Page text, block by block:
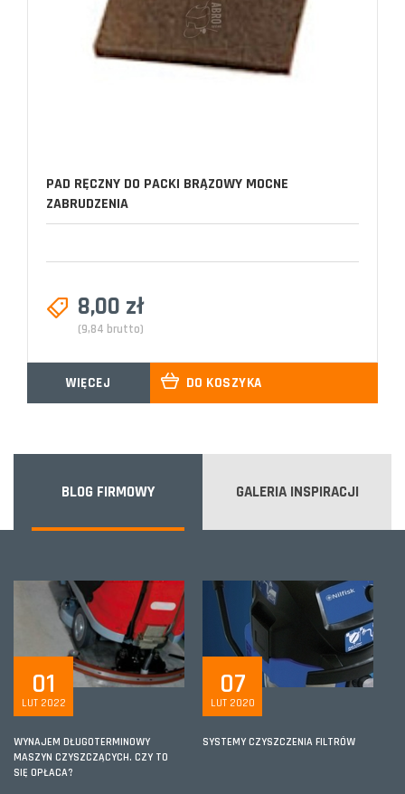
PAD RĘCZNY DO PACKI BRĄZOWY MOCNE
ZABRUDZENIA
8,00 zł
(9,84 brutto)
WIĘCEJ DO KOSZYKA
BLOG FIRMOWY GALERIA INSPIRACJI
01
LUT 2022
WYNAJEM DŁUGOTERMINOWY
MASZYN CZYSZCZĄCYCH. CZY TO
SIĘ OPŁACA?
07
LUT 2020
SYSTEMY CZYSZCZENIA FILTRÓW